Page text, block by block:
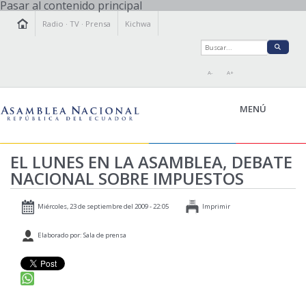
Pasar al contenido principal
Radio ·TV · Prensa Kichwa
A- A+
MENÚ
LA ASAMBLEA
LEGISLAMOS
TRANSPARENCIA
PARTICIPACIÓN
RELACIONES INTERNACIONALES
EL LUNES EN LA ASAMBLEA, DEBATE
NACIONAL SOBRE IMPUESTOS
Miércoles, 23 de septiembre del 2009 - 22:05 Imprimir
Elaborado por: Sala de prensa